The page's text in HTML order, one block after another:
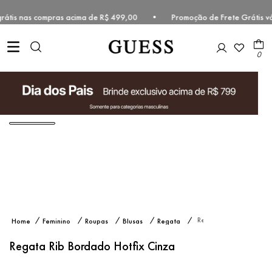
nas compras acima de R$ 499,00 • Promoção de Frete
0
Feminino Roupas Blusas Regata
Regata
Regata Rib Bordado Hotfix Cinza